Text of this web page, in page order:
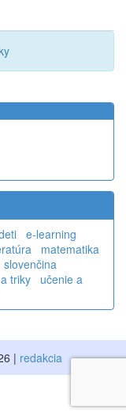
e-learning
matematika
slovenčina
triky
učenie a
| redakcia